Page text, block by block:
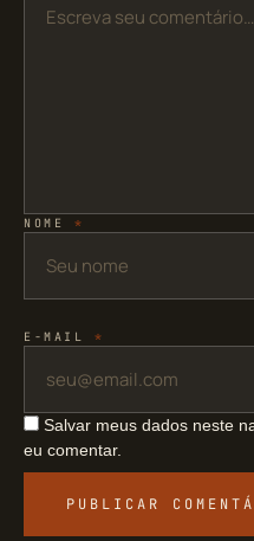
NOME *
E-MAIL *
Salvar meus dados neste
eu comentar.